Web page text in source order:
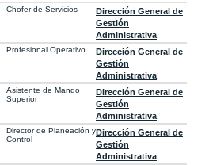
Chofer de Servicios
Dirección General de
Gestión
Administrativa
Profesional Operativo
Dirección General de
Gestión
Administrativa
Asistente de Mando
Superior
Dirección General de
Gestión
Administrativa
Director de Planeación y
Control
Dirección General de
Gestión
Administrativa